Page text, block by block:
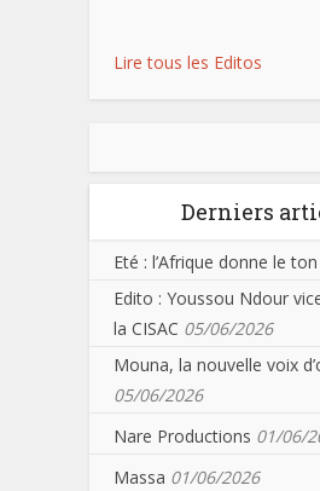
Lire tous les Editos
Derniers
Eté : l’Afrique donne le ton
Edito : Youssou Ndour
la CISAC 05/06/2026
Mouna, la nouvelle voix
05/06/2026
Nare Productions 01/06/
Massa 01/06/2026